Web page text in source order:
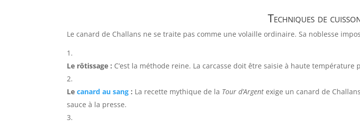
Techniques de
Le canard de Challans ne se traite pas comme une volaille ordinaire. Sa noblesse
Le rôtissage : C’est la méthode reine. La carcasse doit être saisie à haute
Lecanard au sang : La recette mythique de la Tour d’Argent exige un canard de
sauce à la presse.